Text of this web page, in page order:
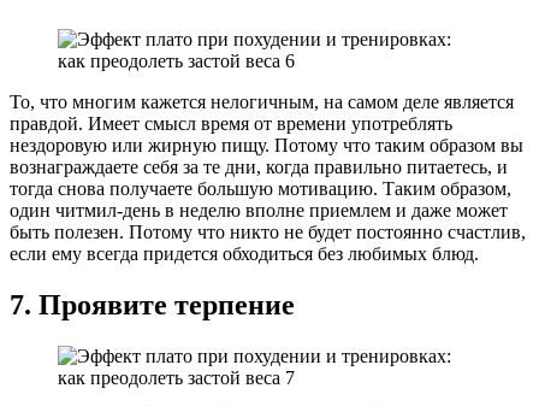
То, что многим кажется нелогичным, на самом деле является
правдой. Имеет смысл время от времени употреблять
нездоровую или жирную пищу. Потому что таким образом вы
вознаграждаете себя за те дни, когда правильно питаетесь, и
тогда снова получаете большую мотивацию. Таким образом,
один читмил-день в неделю вполне приемлем и даже может
быть полезен. Потому что никто не будет постоянно счастлив,
если ему всегда придется обходиться без любимых блюд.
7. Проявите терпение